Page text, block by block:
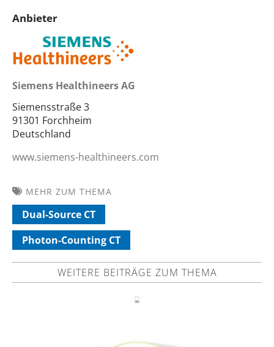
Anbieter
Siemens Healthineers AG
Siemensstraße 3
91301 Forchheim
Deutschland
www.siemens-healthineers.com
MEHR ZUM THEMA
Dual-Source CT
Photon-Counting CT
WEITERE BEITRÄGE ZUM THEMA